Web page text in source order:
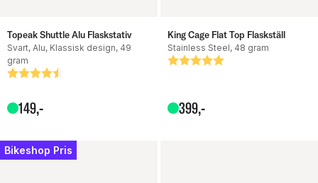
Topeak Shuttle Alu Flaskstativ
Svart, Alu, Klassisk design, 49
gram
Betyg:
4.8 utav 5 stjärnor
149,-
King Cage Flat Top Flaskställ
Stainless Steel, 48 gram
Betyg:
5.0 utav 5 stjärnor
399,-
Bikeshop Pris